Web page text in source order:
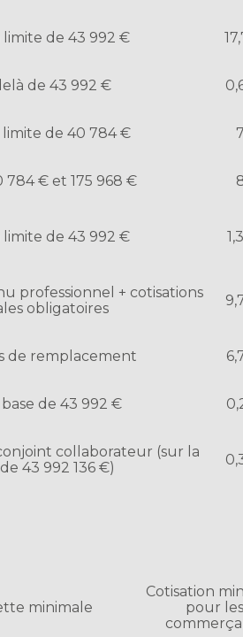
limite de 43 992 €
de 43 992 €
limite de 40 784 €
784 € et 175 968 €
limite de 43 992 €
professionnel + cotisations
obligatoires
de remplacement
de 43 992 €
collaborateur (sur la
43 992 136 €)
minimale
Cotisation
pour les